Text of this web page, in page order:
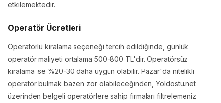
etkilemektedir.
Operatör Ücretleri
Operatörlü kiralama seçeneği tercih edildiğinde, günlük
operatör maliyeti ortalama 500-800 TL'dir. Operatörsüz
kiralama ise %20-30 daha uygun olabilir. Pazar'da nitelikli
operatör bulmak bazen zor olabileceğinden, Yoldostu.net
üzerinden belgeli operatörlere sahip firmaları filtrelemeniz